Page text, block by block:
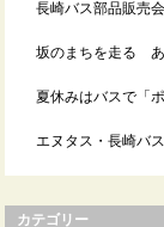
長崎バス部品販売
坂のまちを走る あ
夏休みはバスで「
エヌタス・長崎バ
カテゴリー